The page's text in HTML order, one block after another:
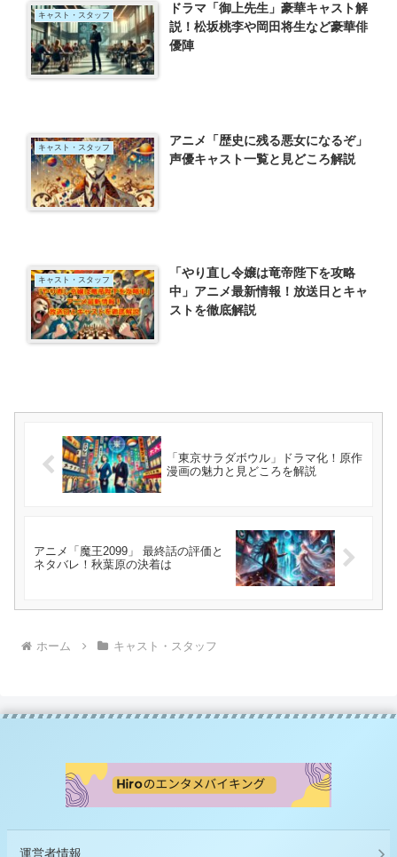
キャスト・スタッフ
ドラマ「御上先生」豪華キャスト解
説！松坂桃李や岡田将生など豪華俳
優陣
キャスト・スタッフ
アニメ「歴史に残る悪女になるぞ」
声優キャスト一覧と見どころ解説
キャスト・スタッフ
「やり直し令嬢は竜帝陛下を攻略
中」アニメ最新情報！放送日とキャ
ストを徹底解説
「東京サラダボウル」ドラマ化！原作
漫画の魅力と見どころを解説
アニメ「魔王2099」 最終話の評価と
ネタバレ！秋葉原の決着は
ホーム キャスト・スタッフ
運営者情報